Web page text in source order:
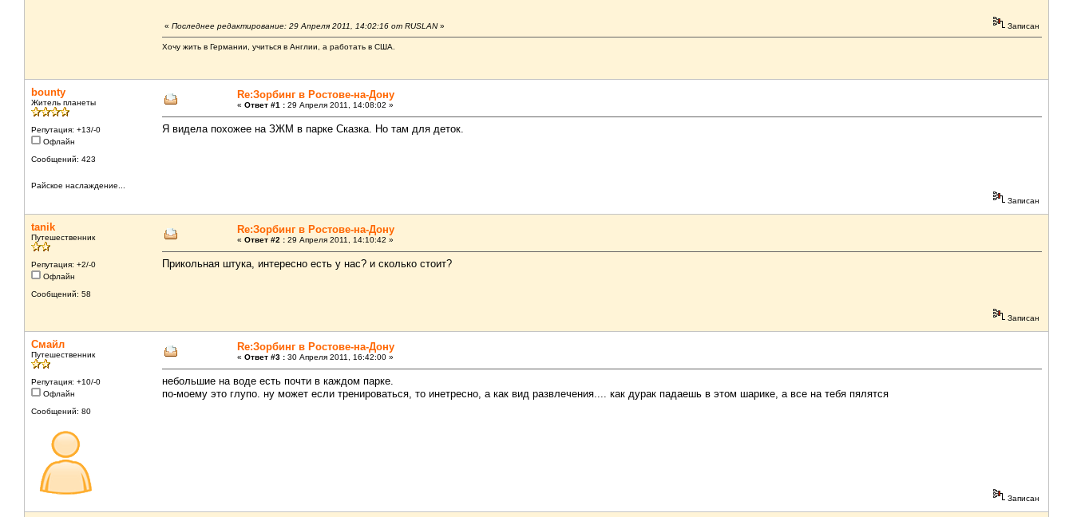
« Последнее редактирование: 29 Апреля 2011, 14:02:16 от RUSLAN» Записан
Хочу жить в Германии, учиться в Англии, а работать в США.
bounty
Житель планеты
Репутация: +13/-0
Офлайн
Сообщений: 423
Райское наслаждение...
Re:Зорбинг в Ростове-на-Дону
« Ответ #1 : 29 Апреля 2011, 14:08:02 »
Я видела похожее на ЗЖМ в парке Сказка. Но там для деток.
Записан
tanik
Путешественник
Репутация: +2/-0
Офлайн
Сообщений: 58
Re:Зорбинг в Ростове-на-Дону
« Ответ #2 : 29 Апреля 2011, 14:10:42 »
Прикольная штука, интересно есть у нас? и сколько стоит?
Записан
Смайл
Путешественник
Репутация: +10/-0
Офлайн
Сообщений: 80
Re:Зорбинг в Ростове-на-Дону
« Ответ #3 : 30 Апреля 2011, 16:42:00 »
небольшие на воде есть почти в каждом парке.
по-моему это глупо. ну может если тренироваться, то инетресно, а как вид развлечения.... как дурак падаешь в этом шарике, а все на тебя пялятся
Записан